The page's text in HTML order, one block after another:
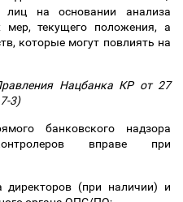
на основании анализа
мер, текущего положения, а
которые могут повлиять на
Нацбанка КР от 27
3)
банковского надзора
вправе при
директоров (при наличии) и